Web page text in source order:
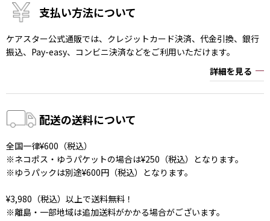
支払い方法について
ケアスター公式通販では、クレジットカード決済、代金引換、銀行
振込、Pay-easy、コンビニ決済などをご利用いただけます。
詳細を見る
配送の送料について
全国一律¥600（税込）
※ネコポス・ゆうパケットの場合は¥250（税込）となります。
※ゆうパックは別途¥600円（税込）となります。
¥3,980（税込）以上で送料無料！
※離島・一部地域は追加送料がかかる場合がございます。